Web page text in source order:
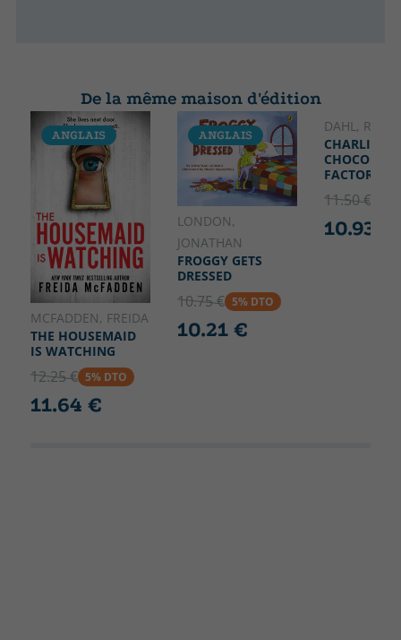
De la même maison d'édition
ANGLAIS
MCFADDEN, FREIDA
THE HOUSEMAID
IS WATCHING
12.25 € 5% DTO
11.64 €
ANGLAIS
LONDON,
JONATHAN
FROGGY GETS
DRESSED
10.75 € 5% DTO
10.21 €
ANGLAIS
DAHL,
CHARLIE
CHOCOLATE
FACTORY
11.50 €
10.93 €